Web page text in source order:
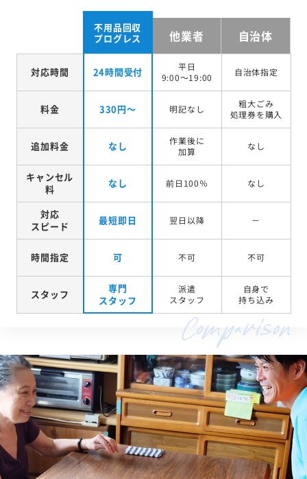
不用品回収
プログレス
他業者 自治体
対応時間 24時間受付
平日
9:00～19:00
自治体指定
料金 330円～ 明記なし
粗大ごみ
処理券を購入
追加料金 なし
作業後に
加算
なし
キャンセル
料
なし 前日100％ なし
対応
スピード
最短即日 翌日以降 －
時間指定 可 不可 不可
スタッフ
専門
スタッフ
派遣
スタッフ
自身で
持ち込み